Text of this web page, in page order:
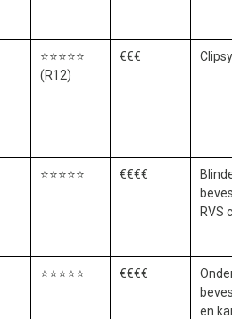
⭐⭐⭐⭐⭐
(R12)
€€€
⭐⭐⭐⭐⭐ €€€€
RVS
⭐⭐⭐⭐⭐ €€€€
en